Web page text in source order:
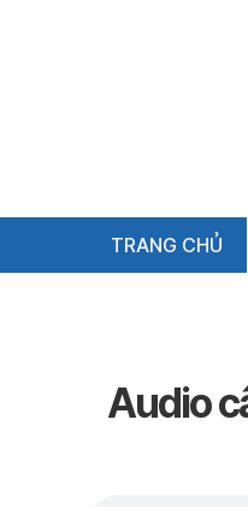
TRANG CHỦ
Audio